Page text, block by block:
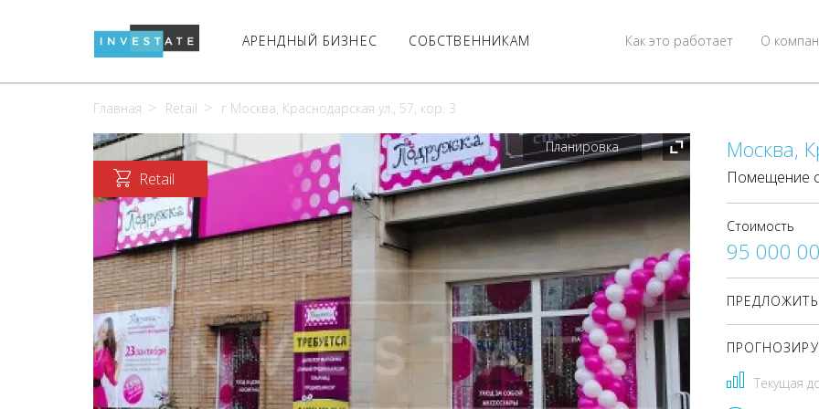
АРЕНДНЫЙ БИЗНЕС СОБСТВЕННИКАМ О
Как это работает
Главная Retail г Москва, Краснодарская ул., 57, кор. 3
Планировка
Retail
Москва,
Помещение
Стоимость
95 000
Текущая